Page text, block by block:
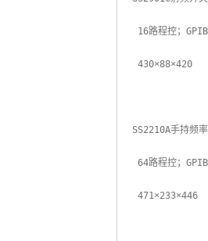
SS2210A手持频